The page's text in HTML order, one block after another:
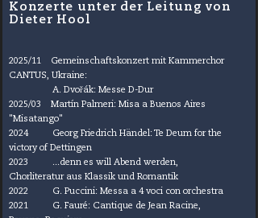
Konzerte unter der Leitung von
Dieter Hool
2025/11 Gemeinschaftskonzert mit Kammerchor
CANTUS, Ukraine:
A. Dvořák: Messe D-Dur
2025/03
Martín Palmeri: Misa a Buenos Aires
"Misatango"
2024
Georg Friedrich Händel: Te Deum for the
victory of Dettingen
2023 ...denn es will Abend werden,
Chorliteratur aus Klassik und Romantik
2022 G. Puccini: Messa a 4 voci con orchestra
2021 G. Fauré: Cantique de Jean Racine,